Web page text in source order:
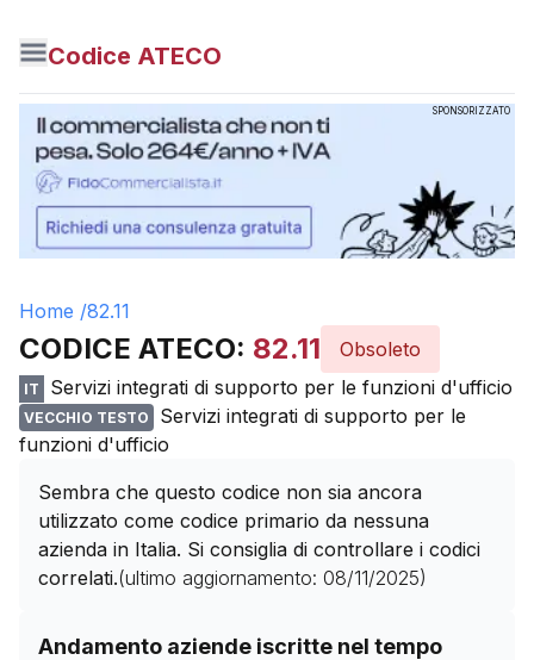
Codice ATECO
SPONSORIZZATO
Home /82.11
CODICE ATECO: 82.11 Obsoleto
IT Servizi integrati di supporto per le funzioni d'ufficio
VECCHIO TESTO
Servizi integrati di supporto per le
funzioni d'ufficio
Sembra che questo codice non sia ancora
utilizzato come codice primario da nessuna
azienda in Italia. Si consiglia di controllare i codici
correlati.(ultimo aggiornamento: 08/11/2025)
Andamento aziende iscritte nel tempo
Storico numero di aziende con codice ATECO